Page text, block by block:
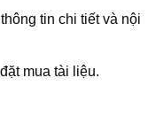
tin chi tiết và nội
mua tài liệu.